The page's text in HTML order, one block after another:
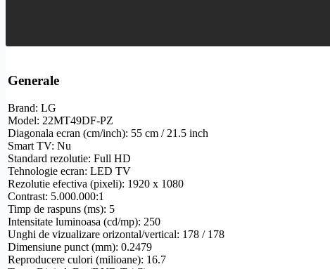
Generale
Brand: LG
Model: 22MT49DF-PZ
Diagonala ecran (cm/inch): 55 cm / 21.5 inch
Smart TV: Nu
Standard rezolutie: Full HD
Tehnologie ecran: LED TV
Rezolutie efectiva (pixeli): 1920 x 1080
Contrast: 5.000.000:1
Timp de raspuns (ms): 5
Intensitate luminoasa (cd/mp): 250
Unghi de vizualizare orizontal/vertical: 178 / 178
Dimensiune punct (mm): 0.2479
Reproducere culori (milioane): 16.7